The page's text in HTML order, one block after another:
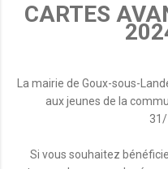
CARTES
La mairie de Goux-sous-
aux jeunes de la
Si vous souhaitez